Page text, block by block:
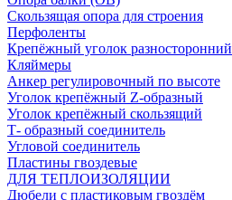
Скользящая опора для строения
Перфоленты
Крепёжный уголок разносторонний
Кляймеры
Анкер регулировочный по высоте
Уголок крепёжный Z-образный
Уголок крепёжный скользящий
Т- образный соединитель
Угловой соединитель
Пластины гвоздевые
ДЛЯ ТЕПЛОИЗОЛЯЦИИ
Дюбели с пластиковым гвоздём